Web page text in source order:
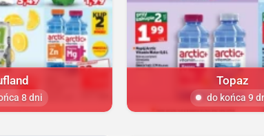
8 dni
Topaz
do końca 9